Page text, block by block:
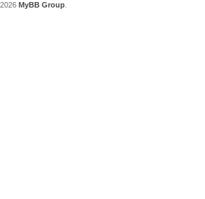
MyBB Group